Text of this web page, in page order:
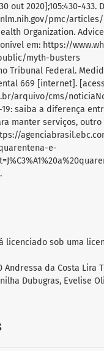
out 2020];105:430-433.
pmc/
Organization.
em: https://
myth-busters
Tribunal Federal.
669 [internet].
arquivo/cms/
19: saiba a diferença
manter serviços,
e-
licenciado sob uma
Andressa da Costa Lira
Dubugras, Evelise